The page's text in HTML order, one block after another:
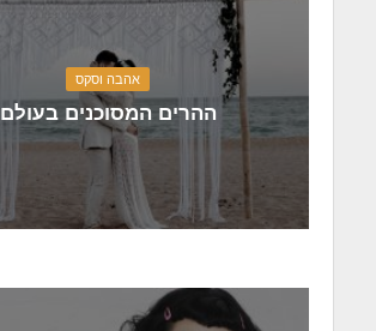
אהבה וסקס
ההרים המסוכנים בעולם